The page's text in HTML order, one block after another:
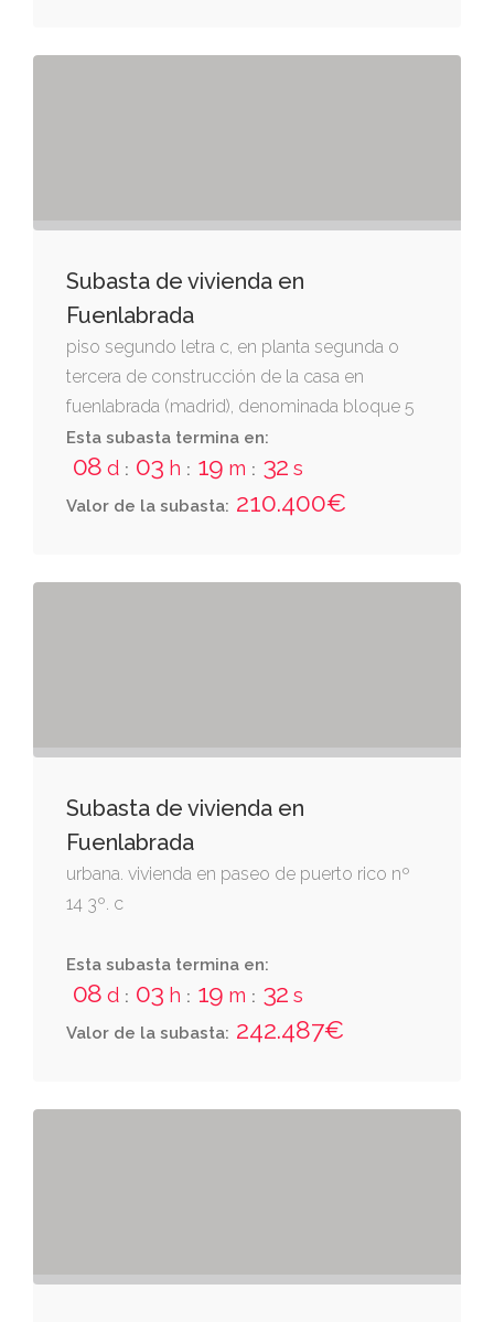
Subasta de vivienda en
Fuenlabrada
piso segundo letra c, en planta segunda o
tercera de construcción de la casa en
fuenlabrada (madrid), denominada bloque 5
de la urbanización “el arroyo”, hoy plaza de
valdeserrano número seis. se destina a
vivienda y consta de varias habitaciones y
1.086, libro 32, folio
Esta subasta termina en:
08 d : 03 h : 19 m : 31 s
Valor de la subasta: 210.400€
Subasta de vivienda en
Fuenlabrada
urbana. vivienda en paseo de puerto rico nº
14 3º. c
Esta subasta termina en:
08 d : 03 h : 19 m : 31 s
Valor de la subasta: 242.487€